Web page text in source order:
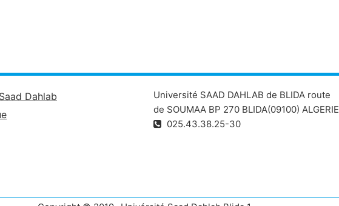
Dahlab
Université SAAD DAHLAB de BLIDA route
de SOUMAA BP 270 BLIDA(09100) ALGERIE
025.43.38.25-30